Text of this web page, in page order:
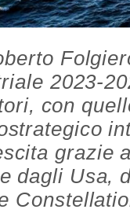
2023-
con
grazie
dagli Usa,